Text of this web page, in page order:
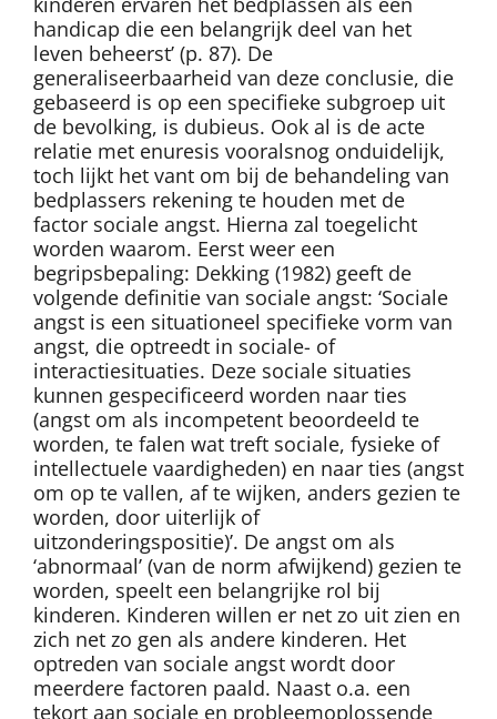
handicap die een belangrijk deel van het
leven beheerst’ (p. 87). De
generaliseerbaarheid van deze conclusie, die
gebaseerd is op een specifieke subgroep uit
de bevolking, is dubieus. Ook al is de acte
relatie met enuresis vooralsnog onduidelijk,
toch lijkt het vant om bij de behandeling van
bedplassers rekening te houden met de
factor sociale angst. Hierna zal toegelicht
worden waarom. Eerst weer een
begripsbepaling: Dekking (1982) geeft de
volgende definitie van sociale angst: ‘Sociale
angst is een situationeel specifieke vorm van
angst, die optreedt in sociale- of
interactiesituaties. Deze sociale situaties
kunnen gespecificeerd worden naar ties
(angst om als incompetent beoordeeld te
worden, te falen wat treft sociale, fysieke of
intellectuele vaardigheden) en naar ties (angst
om op te vallen, af te wijken, anders gezien te
worden, door uiterlijk of
uitzonderingspositie)’. De angst om als
‘abnormaal’ (van de norm afwijkend) gezien te
worden, speelt een belangrijke rol bij
kinderen. Kinderen willen er net zo uit zien en
zich net zo gen als andere kinderen. Het
optreden van sociale angst wordt door
meerdere factoren paald. Naast o.a. een
tekort aan sociale en probleemoplossende